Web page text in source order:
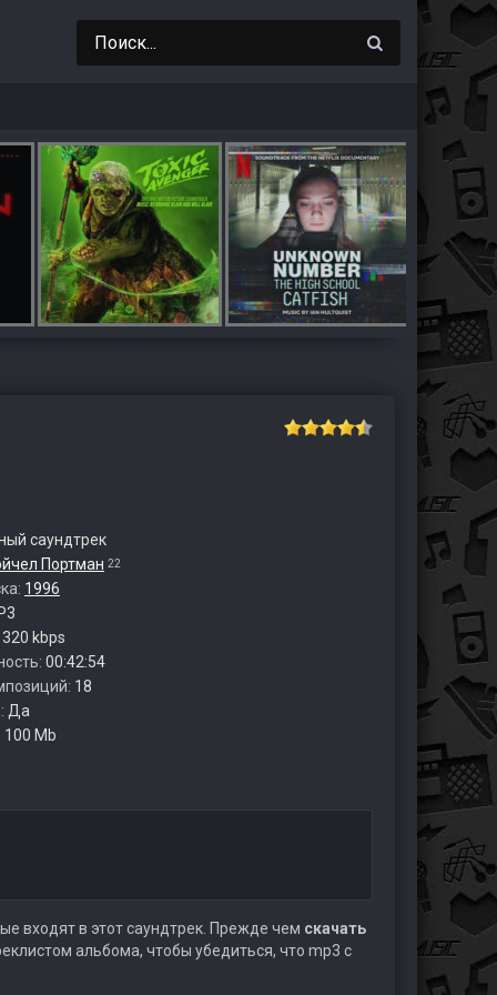
саундтрек
Портман 22
1996
320 kbps
00:42:54
18
Да
100 Mb
входят в этот саундтрек. Прежде чем скачать
альбома, чтобы убедиться, что mp3 с